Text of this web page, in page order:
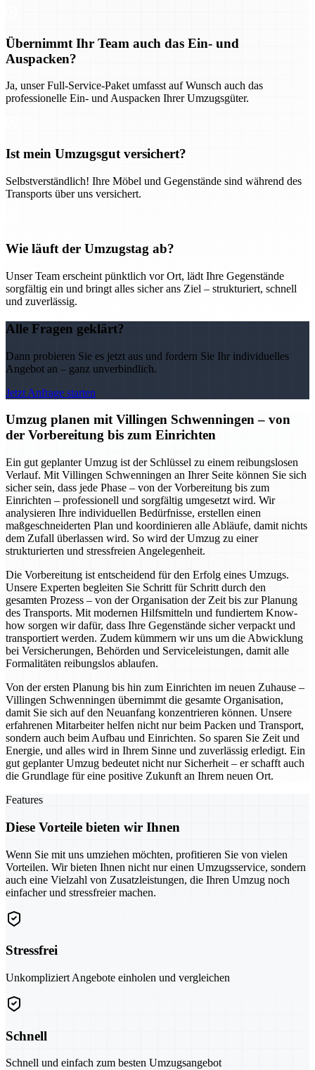
Übernimmt Ihr Team auch das Ein- und
Auspacken?
Ja, unser Full-Service-Paket umfasst auf Wunsch auch das
professionelle Ein- und Auspacken Ihrer Umzugsgüter.
Ist mein Umzugsgut versichert?
Selbstverständlich! Ihre Möbel und Gegenstände sind während des
Transports über uns versichert.
Wie läuft der Umzugstag ab?
Unser Team erscheint pünktlich vor Ort, lädt Ihre Gegenstände
sorgfältig ein und bringt alles sicher ans Ziel – strukturiert, schnell
und zuverlässig.
Alle Fragen geklärt?
Dann probieren Sie es jetzt aus und fordern Sie Ihr individuelles
Angebot an – ganz unverbindlich.
Jetzt Anfrage starten
Umzug planen mit Villingen Schwenningen – von
der Vorbereitung bis zum Einrichten
Ein gut geplanter Umzug ist der Schlüssel zu einem reibungslosen
Verlauf. Mit Villingen Schwenningen an Ihrer Seite können Sie sich
sicher sein, dass jede Phase – von der Vorbereitung bis zum
Einrichten – professionell und sorgfältig umgesetzt wird. Wir
analysieren Ihre individuellen Bedürfnisse, erstellen einen
maßgeschneiderten Plan und koordinieren alle Abläufe, damit nichts
dem Zufall überlassen wird. So wird der Umzug zu einer
strukturierten und stressfreien Angelegenheit.
Die Vorbereitung ist entscheidend für den Erfolg eines Umzugs.
Unsere Experten begleiten Sie Schritt für Schritt durch den
gesamten Prozess – von der Organisation der Zeit bis zur Planung
des Transports. Mit modernen Hilfsmitteln und fundiertem Know-
how sorgen wir dafür, dass Ihre Gegenstände sicher verpackt und
transportiert werden. Zudem kümmern wir uns um die Abwicklung
bei Versicherungen, Behörden und Serviceleistungen, damit alle
Formalitäten reibungslos ablaufen.
Von der ersten Planung bis hin zum Einrichten im neuen Zuhause –
Villingen Schwenningen übernimmt die gesamte Organisation,
damit Sie sich auf den Neuanfang konzentrieren können. Unsere
erfahrenen Mitarbeiter helfen nicht nur beim Packen und Transport,
sondern auch beim Aufbau und Einrichten. So sparen Sie Zeit und
Energie, und alles wird in Ihrem Sinne und zuverlässig erledigt. Ein
gut geplanter Umzug bedeutet nicht nur Sicherheit – er schafft auch
die Grundlage für eine positive Zukunft an Ihrem neuen Ort.
Features
Diese Vorteile bieten wir Ihnen
Wenn Sie mit uns umziehen möchten, profitieren Sie von vielen
Vorteilen. Wir bieten Ihnen nicht nur einen Umzugsservice, sondern
auch eine Vielzahl von Zusatzleistungen, die Ihren Umzug noch
einfacher und stressfreier machen.
Stressfrei
Unkompliziert Angebote einholen und vergleichen
Schnell
Schnell und einfach zum besten Umzugsangebot